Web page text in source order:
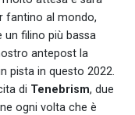
fantino al mondo,
un filino più bassa
antepost la
pista in questo 2022.
di Tenebrism, due
ogni volta che è